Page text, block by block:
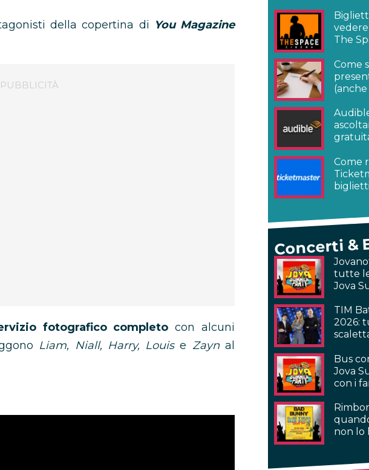
della copertina di You Magazine
fotografico completo con alcuni
Liam, Niall, Harry, Louise Zaynal
The
Come
Come
Concerti &
tutte
Jova
TIM
2026:
Bus
Jova
con i
non lo